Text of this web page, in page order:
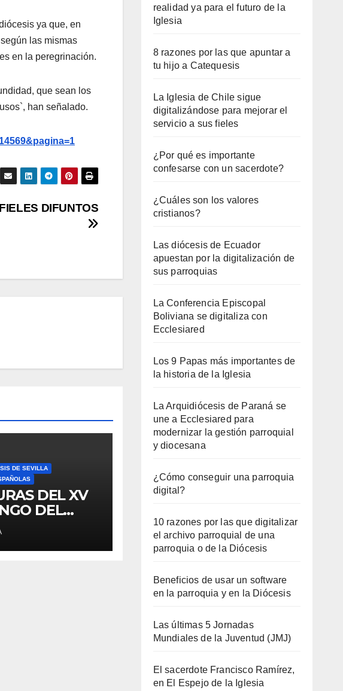
ya que, en
las mismas
en la peregrinación.
que sean los
han señalado.
DIFUNTOS
DE SEVILLA
DEL XV
DEL
(A)
realidad ya para el futuro de la
Iglesia
8 razones por las que apuntar a
tu hijo a Catequesis
La Iglesia de Chile sigue
digitalizándose para mejorar el
servicio a sus fieles
¿Por qué es importante
confesarse con un sacerdote?
¿Cuáles son los valores
cristianos?
Las diócesis de Ecuador
apuestan por la digitalización de
sus parroquias
La Conferencia Episcopal
Boliviana se digitaliza con
Ecclesiared
Los 9 Papas más importantes de
la historia de la Iglesia
La Arquidiócesis de Paraná se
une a Ecclesiared para
modernizar la gestión parroquial
y diocesana
¿Cómo conseguir una parroquia
digital?
10 razones por las que digitalizar
el archivo parroquial de una
parroquia o de la Diócesis
Beneficios de usar un software
en la parroquia y en la Diócesis
Las últimas 5 Jornadas
Mundiales de la Juventud (JMJ)
El sacerdote Francisco Ramírez,
en El Espejo de la Iglesia